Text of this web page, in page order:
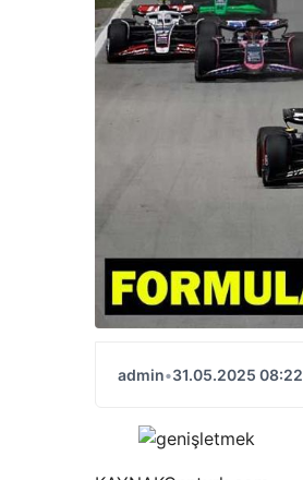
admin•31.05.2025 08:22